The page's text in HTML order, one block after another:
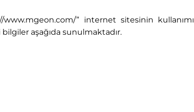
” internet sitesinin kullanımı
aşağıda sunulmaktadır.